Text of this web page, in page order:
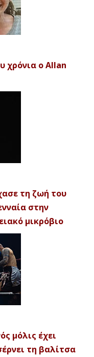
χρόνια ο Allan
τη ζωή του
στην
μικρόβιο
μόλις έχει
τη βαλίτσα